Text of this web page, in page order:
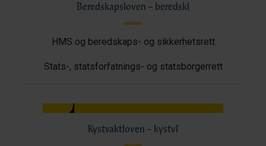
Beredskapsloven – beredskl
HMS og beredskaps- og sikkerhetsrett
Stats-, statsforfatnings- og statsborgerrett
Kystvaktloven – kystvl